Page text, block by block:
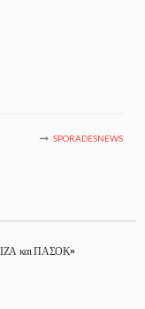
SPORADESNEWS
και ΠΑΣΟΚ»